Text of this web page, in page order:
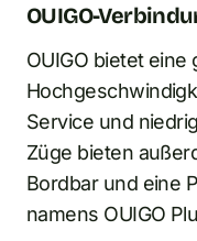
OUIGO-
OUIGO bietet eine
Service und
Züge bieten
Bordbar und eine
namens OUIGO